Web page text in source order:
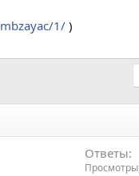
1/)
Ответы
Просмотры